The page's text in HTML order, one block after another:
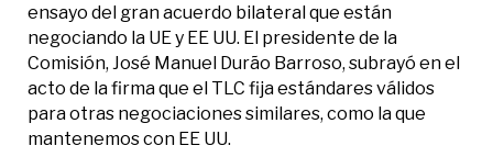
ensayo del gran acuerdo bilateral que están
negociando la UE y EE UU. El presidente de la
Comisión, José Manuel Durão Barroso, subrayó en el
acto de la firma que el TLC fija estándares válidos
para otras negociaciones similares, como la que
mantenemos con EE UU.